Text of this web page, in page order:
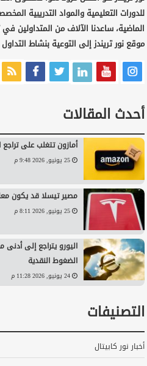
للدورات التعليمية والمواد التدريبية
الماضية، ساعدنا الآلاف من المتداولين
موقع نور تريندز إلى التوعية بنشاط
أحدث المقالات
أمازون تتغلب على
25 يونيو, 2026 9:48 م
مصير تيسلا قد يكون
25 يونيو, 2026 8:11 م
اليورو يتراجع إلى
الضغوط النقدية
24 يونيو, 2026 11:28 م
التصنيفات
أخبار نور كابيتال